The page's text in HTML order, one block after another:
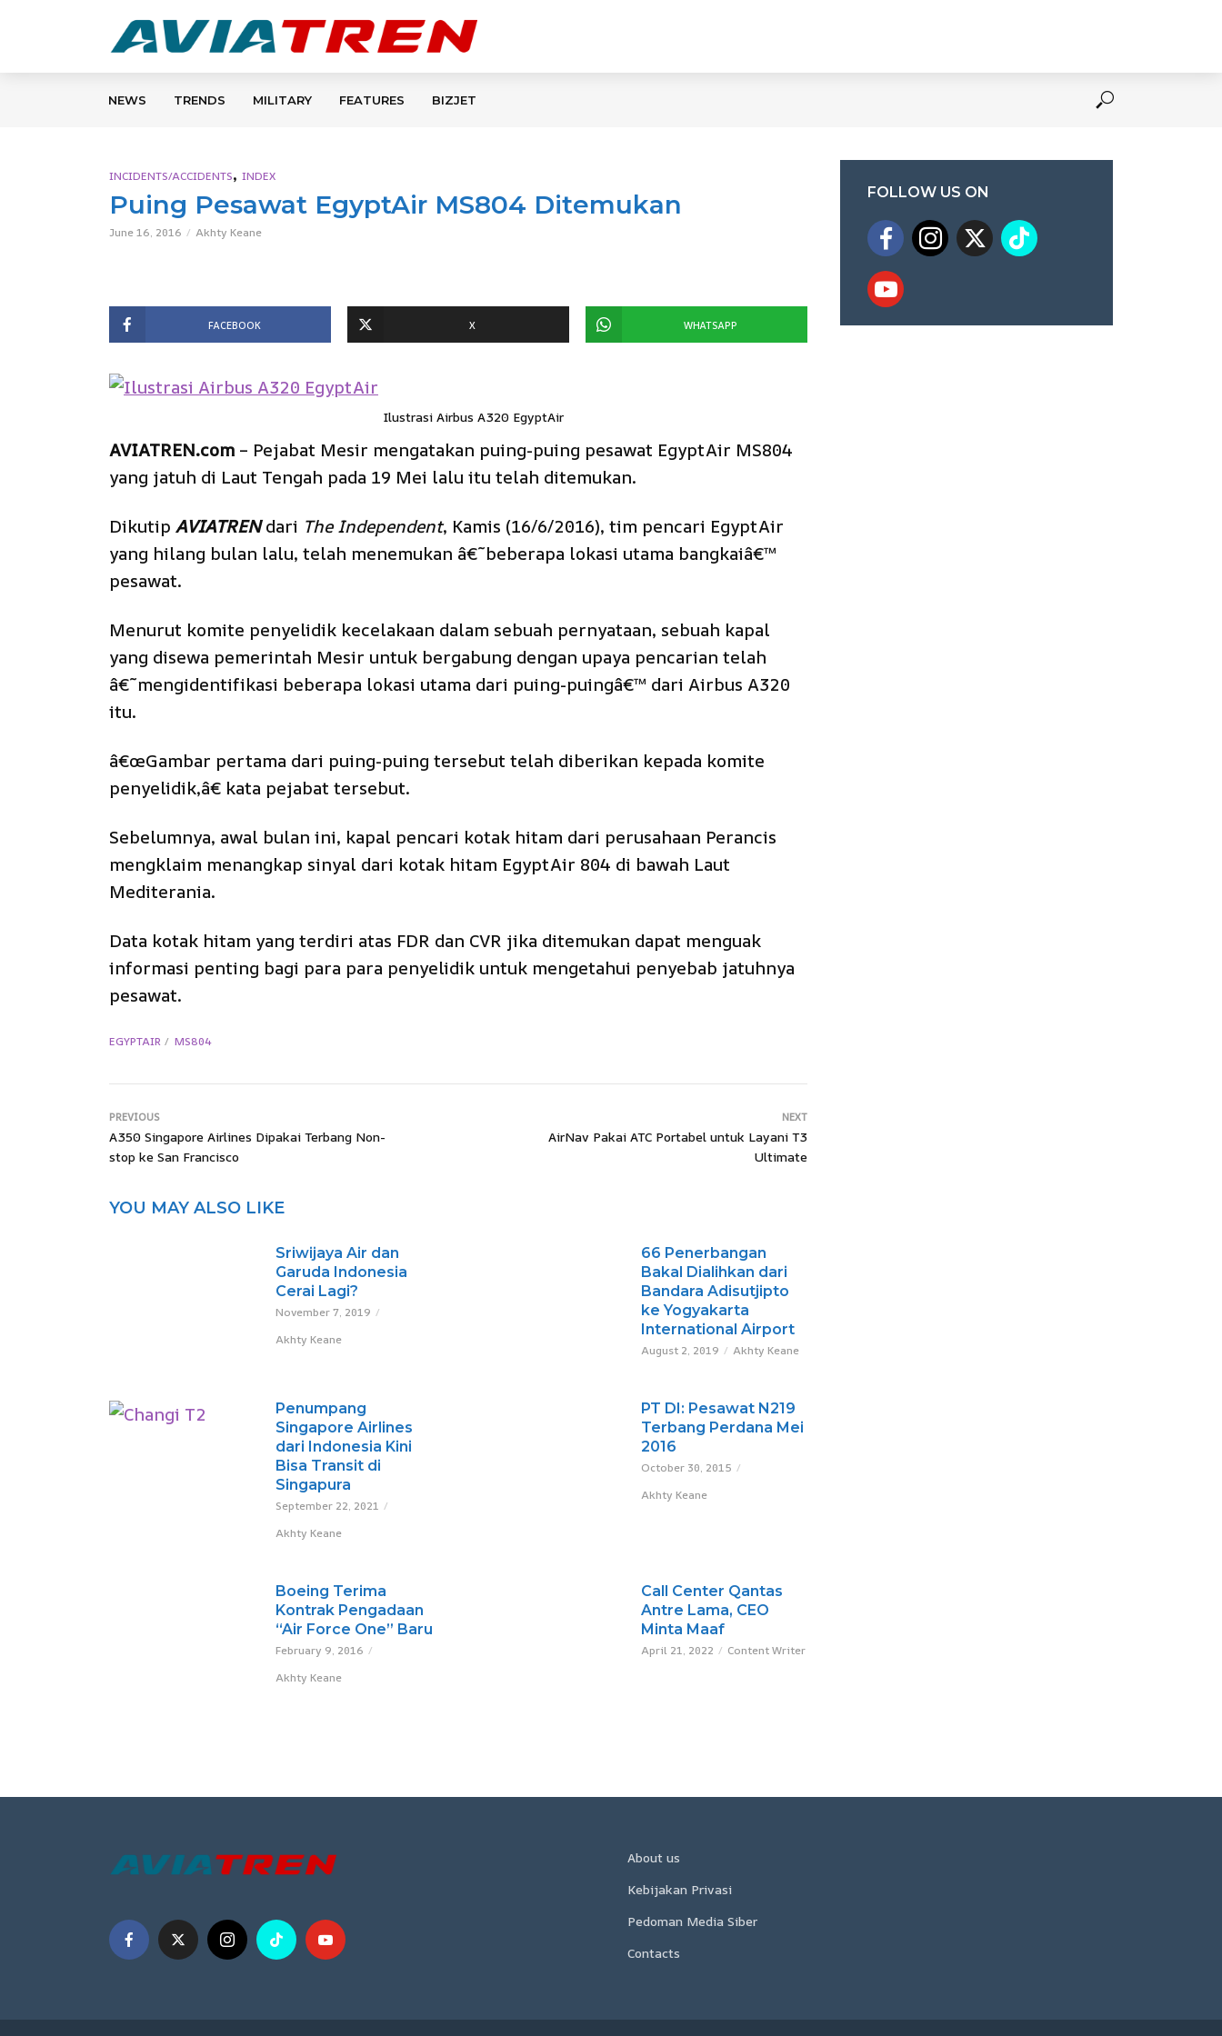
NEWS TRENDS MILITARY FEATURES BIZJET
INCIDENTS/ACCIDENTS, INDEX
Puing Pesawat EgyptAir MS804 Ditemukan
June 16, 2016 Akhty Keane
FACEBOOK X WHATSAPP
Ilustrasi Airbus A320 EgyptAir
AVIATREN.com – Pejabat Mesir mengatakan puing-puing pesawat EgyptAir MS804
yang jatuh di Laut Tengah pada 19 Mei lalu itu telah ditemukan.
Dikutip AVIATREN dari The Independent, Kamis (16/6/2016), tim pencari EgyptAir
yang hilang bulan lalu, telah menemukan â€˜beberapa lokasi utama bangkaiâ€™
pesawat.
Menurut komite penyelidik kecelakaan dalam sebuah pernyataan, sebuah kapal
yang disewa pemerintah Mesir untuk bergabung dengan upaya pencarian telah
â€˜mengidentifikasi beberapa lokasi utama dari puing-puingâ€™ dari Airbus A320
itu.
â€œGambar pertama dari puing-puing tersebut telah diberikan kepada komite
penyelidik,â€ kata pejabat tersebut.
Sebelumnya, awal bulan ini, kapal pencari kotak hitam dari perusahaan Perancis
mengklaim menangkap sinyal dari kotak hitam EgyptAir 804 di bawah Laut
Mediterania.
Data kotak hitam yang terdiri atas FDR dan CVR jika ditemukan dapat menguak
informasi penting bagi para para penyelidik untuk mengetahui penyebab jatuhnya
pesawat.
EGYPTAIR MS804
PREVIOUS
A350 Singapore Airlines Dipakai Terbang Non-
stop ke San Francisco
NEXT
AirNav Pakai ATC Portabel untuk Layani T3
Ultimate
YOU MAY ALSO LIKE
Sriwijaya Air dan
Garuda Indonesia
Cerai Lagi?
November 7, 2019
Akhty Keane
66 Penerbangan
Bakal Dialihkan dari
Bandara Adisutjipto
ke Yogyakarta
International Airport
August 2, 2019 Akhty Keane
Penumpang
Singapore Airlines
dari Indonesia Kini
Bisa Transit di
Singapura
September 22, 2021
Akhty Keane
PT DI: Pesawat N219
Terbang Perdana Mei
2016
October 30, 2015
Akhty Keane
Boeing Terima
Kontrak Pengadaan
“Air Force One” Baru
February 9, 2016
Akhty Keane
Call Center Qantas
Antre Lama, CEO
Minta Maaf
April 21, 2022 Content Writer
FOLLOW US ON
About us
Kebijakan Privasi
Pedoman Media Siber
Contacts